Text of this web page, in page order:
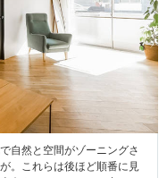
自然と空間がゾーニングさ
。これらは後ほど順番に見